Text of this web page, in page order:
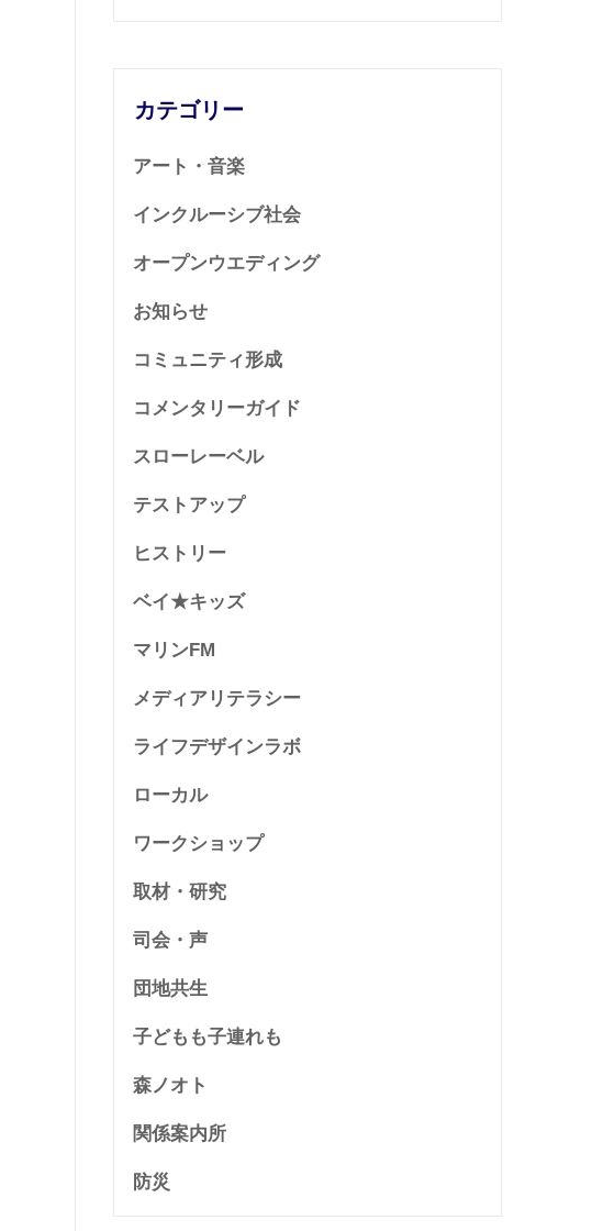
カテゴリー
アート・音楽
インクルーシブ社会
オープンウエディング
お知らせ
コミュニティ形成
コメンタリーガイド
スローレーベル
テストアップ
ヒストリー
ベイ★キッズ
マリンFM
メディアリテラシー
ライフデザインラボ
ローカル
ワークショップ
取材・研究
司会・声
団地共生
子どもも子連れも
森ノオト
関係案内所
防災